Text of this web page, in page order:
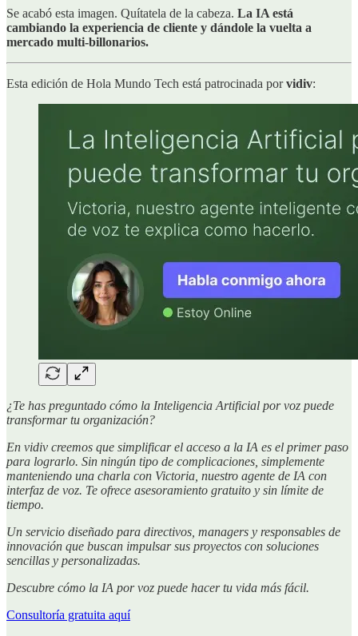
Se acabó esta imagen. Quítatela de la cabeza. La IA está
cambiando la experiencia de cliente y dándole la vuelta a
mercado multi-billonarios.
Esta edición de Hola Mundo Tech está patrocinada porvidiv:
¿Te has preguntado cómo la Inteligencia Artificial por voz puede
transformar tu organización?
En vidiv creemos que simplificar el acceso a la IA es el primer paso
para lograrlo. Sin ningún tipo de complicaciones, simplemente
manteniendo una charla con Victoria, nuestro agente de IA con
interfaz de voz. Te ofrece asesoramiento gratuito y sin límite de
tiempo.
Un servicio diseñado para directivos, managers y responsables de
innovación que buscan impulsar sus proyectos con soluciones
sencillas y personalizadas.
Descubre cómo la IA por voz puede hacer tu vida más fácil.
Consultoría gratuita aquí